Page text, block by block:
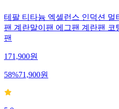
테팔 티타늄 엑셀런스 인덕션 멀
팬 계란말이팬 에그팬 계란팬
팬
171,900원
58%71,900원